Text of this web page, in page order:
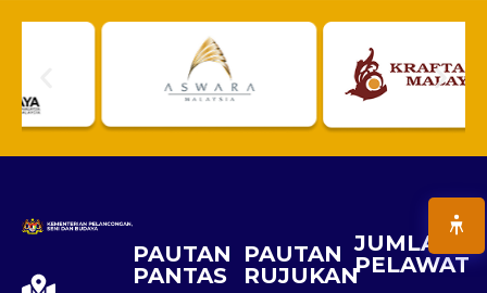
PAUTAN
PANTAS
PAUTAN
RUJUKAN
JUMLAH
PELAWAT